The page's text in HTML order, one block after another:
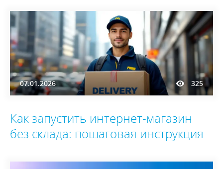
07.01.2026 325
Как запустить интернет-магазин
без склада: пошаговая инструкция